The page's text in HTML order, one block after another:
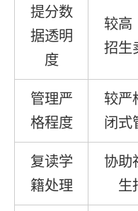
提分数
据透明
度
较高
招生
管理严
格程度
较严
闭式
复读学
籍处理
协助
生